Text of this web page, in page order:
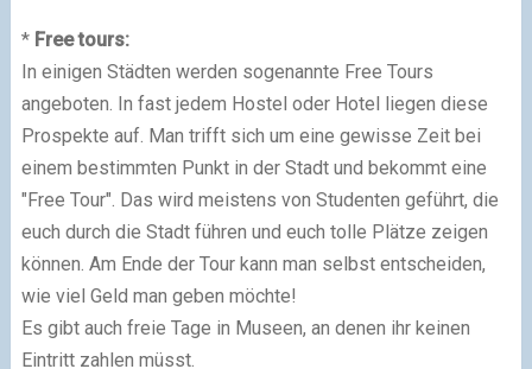
* Free tours:
In einigen Städten werden sogenannte Free Tours
angeboten. In fast jedem Hostel oder Hotel liegen diese
Prospekte auf. Man trifft sich um eine gewisse Zeit bei
einem bestimmten Punkt in der Stadt und bekommt eine
"Free Tour". Das wird meistens von Studenten geführt, die
euch durch die Stadt führen und euch tolle Plätze zeigen
können. Am Ende der Tour kann man selbst entscheiden,
wie viel Geld man geben möchte!
Es gibt auch freie Tage in Museen, an denen ihr keinen
Eintritt zahlen müsst.